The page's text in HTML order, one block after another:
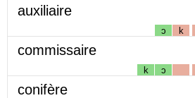
auxiliaire
ɔ k
commissaire
k ɔ
conifère